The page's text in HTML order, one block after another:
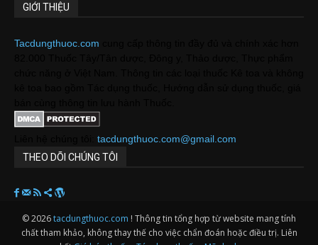
GIỚI THIỆU
Tacdungthuoc.com
tacdungthuoc.com@gmail.com
THEO DÕI CHÚNG TÔI
© 2026tacdungthuoc.com ! Thông tin tổng hợp từ website mang tính
chất tham khảo, không thay thế cho việc chẩn đoán hoặc điều trị. Liên